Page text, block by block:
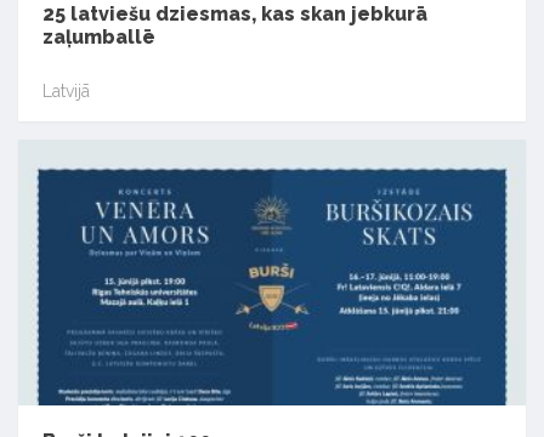
25 latviešu dziesmas, kas skan jebkurā
zaļumballē
Latvijā